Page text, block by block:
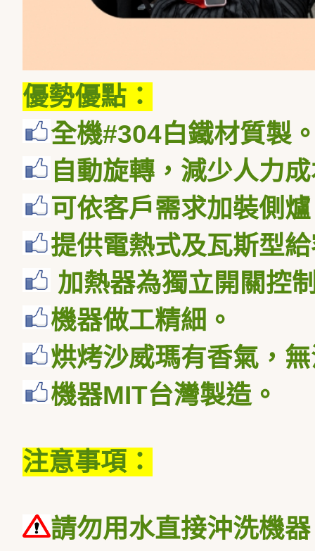
優勢優點：
全機#304白鐵材質製
自動旋轉，減少人力
可依客戶需求加裝側
提供電熱式及瓦斯型
加熱器為獨立開關控
機器做工精細。
烘烤沙威瑪有香氣，
機器MIT台灣製造。
注意事項：
請勿用水直接沖洗機